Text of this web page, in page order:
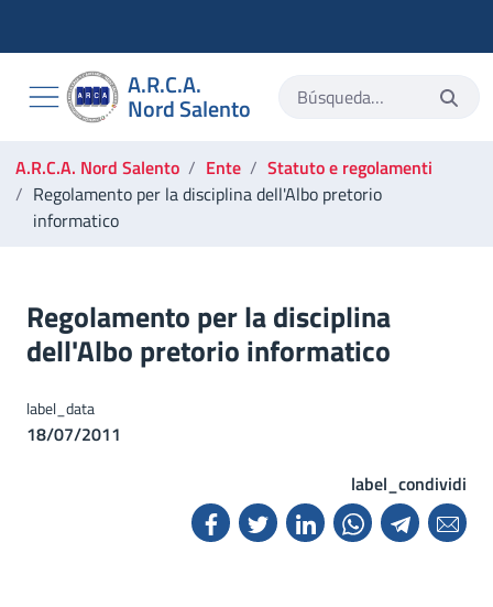
accesskey_vai_ricerca
accesskey_vai_contenuti
accesskey_vai_footer
A.R.C.A.
Nord Salento
A.R.C.A. Nord Salento Ente
Statuto e regolamenti
Regolamento per la disciplina dell'Albo pretorio
informatico
Regolamento per la disciplina
dell'Albo pretorio informatico
label_data
18/07/2011
label_condividi